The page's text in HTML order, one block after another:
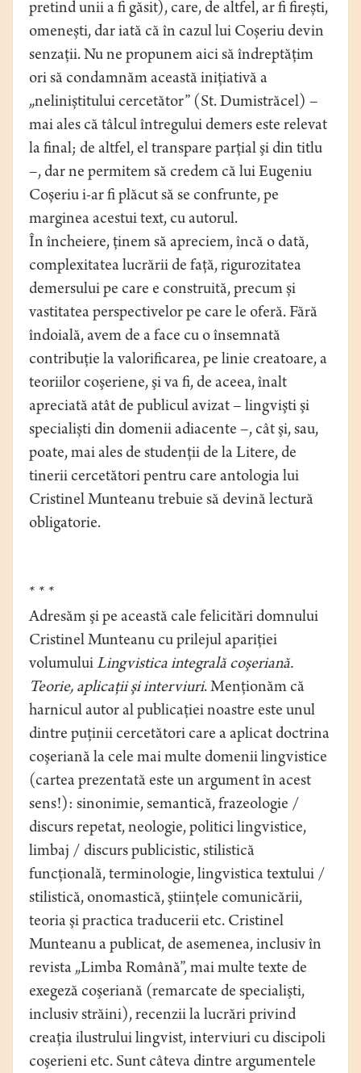
pretind unii a fi găsit), care, de altfel, ar fi firești,
omenești, dar iată că în cazul lui Coșeriu devin
senzații. Nu ne propunem aici să îndreptățim
ori să condamnăm această inițiativă a
„neliniștitului cercetător” (St. Dumistrăcel) –
mai ales că tâlcul întregului demers este relevat
la final; de altfel, el transpare parţial şi din titlu
–, dar ne permitem să credem că lui Eugeniu
Coșeriu i-ar fi plăcut să se confrunte, pe
marginea acestui text, cu autorul.
În încheiere, ținem să apreciem, încă o dată,
complexitatea lucrării de față, rigurozitatea
demersului pe care e construită, precum și
vastitatea perspectivelor pe care le oferă. Fără
îndoială, avem de a face cu o însemnată
contribuţie la valorificarea, pe linie creatoare, a
teoriilor coşeriene, şi va fi, de aceea, înalt
apreciată atât de publicul avizat – lingvişti şi
specialiști din domenii adiacente –, cât şi, sau,
poate, mai ales de studenţii de la Litere, de
tinerii cercetători pentru care antologia lui
Cristinel Munteanu trebuie să devină lectură
obligatorie.
* * *
Adresăm şi pe această cale felicitări domnului
Cristinel Munteanu cu prilejul apariţiei
volumuluiLingvistica integrală coşeriană.
Teorie, aplicații şi interviuri. Menţionăm că
harnicul autor al publicaţiei noastre este unul
dintre puţinii cercetători care a aplicat doctrina
coşeriană la cele mai multe domenii lingvistice
(cartea prezentată este un argument în acest
sens!): sinonimie, semantică, frazeologie /
discurs repetat, neologie, politici lingvistice,
limbaj / discurs publicistic, stilistică
funcţională, terminologie, lingvistica textului /
stilistică, onomastică, ştiinţele comunicării,
teoria şi practica traducerii etc. Cristinel
Munteanu a publicat, de asemenea, inclusiv în
revista „Limba Română”, mai multe texte de
exegeză coşeriană (remarcate de specialişti,
inclusiv străini), recenzii la lucrări privind
creaţia ilustrului lingvist, interviuri cu discipoli
coşerieni etc. Sunt câteva dintre argumentele